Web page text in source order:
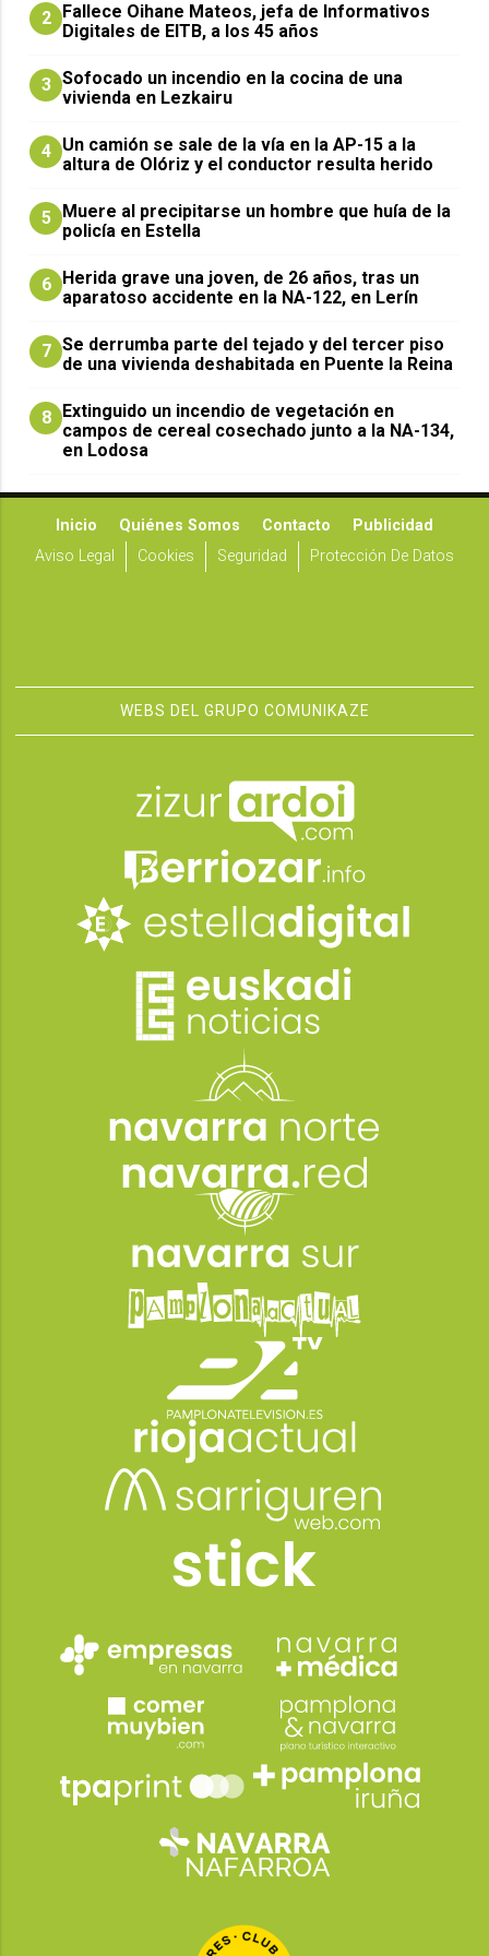
2
Fallece Oihane Mateos, jefa de Informativos
Digitales de EITB, a los 45 años
3 Sofocado un incendio en la cocina de una
vivienda en Lezkairu
4 Un camión se sale de la vía en la AP-15 a la
altura de Olóriz y el conductor resulta herido
5
Muere al precipitarse un hombre que huía de la
policía en Estella
6
Herida grave una joven, de 26 años, tras un
aparatoso accidente en la NA-122, en Lerín
7 Se derrumba parte del tejado y del tercer piso
de una vivienda deshabitada en Puente la Reina
8
Extinguido un incendio de vegetación en
campos de cereal cosechado junto a la NA-134,
en Lodosa
Inicio Quiénes Somos Contacto
Publicidad
Aviso Legal
Cookies Seguridad Protección De Datos
WEBS DEL GRUPO COMUNIKAZE